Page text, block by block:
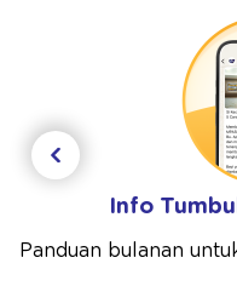
Info
Panduan bulanan